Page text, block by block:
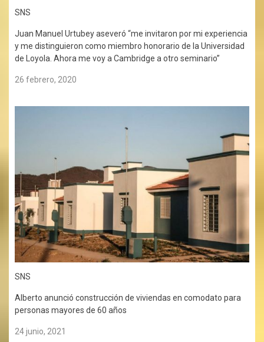
SNS
Juan Manuel Urtubey aseveró “me invitaron por mi experiencia
y me distinguieron como miembro honorario de la Universidad
de Loyola. Ahora me voy a Cambridge a otro seminario”
26 febrero, 2020
SNS
Alberto anunció construcción de viviendas en comodato para
personas mayores de 60 años
24 junio, 2021